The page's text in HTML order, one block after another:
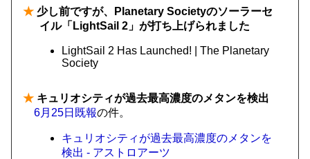
★ 少し前ですが、Planetary Societyのソーラーセ
イル「LightSail 2」が打ち上げられました
LightSail 2 Has Launched! | The Planetary
Society
★ キュリオシティが過去最高濃度のメタンを検出
6月25日既報の件。
キュリオシティが過去最高濃度のメタンを
検出 - アストロアーツ